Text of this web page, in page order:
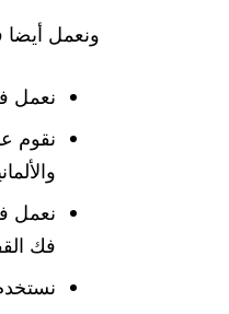
ونعمل أيضا
نعمل
نقوم
نعمل
فك